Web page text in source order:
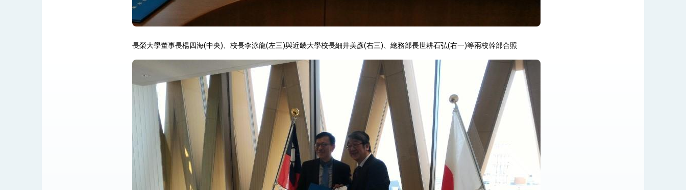
賴總統就職演說影片
我國政府將在美國亞利桑納州設立「駐鳳凰城辦事處」，進一步深化台美交流合作
長榮大學董事長楊四海(中央)、校長李泳龍(左三)與近畿大學校長細井美彥(右三)、總務部長世耕石弘(右一)等兩校幹部合照